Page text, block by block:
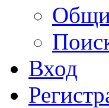
Вход